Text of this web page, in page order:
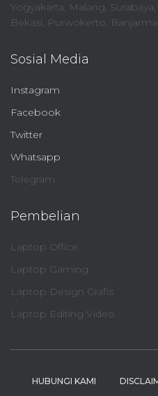
Yogyakarta, Malang,
Bekasi, Purwokerto,
Sosial Media
Instagram
Facebook
Twitter
Whatsapp
Telegram
Pembelian
Laptop Office
Laptop Gaming
Laptop Design Grafis
Laptop Editing Video
HUBUNGI KAMI